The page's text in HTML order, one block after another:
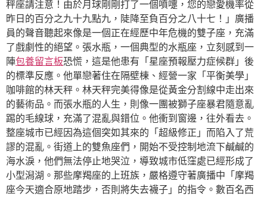
秤座請注意！由於月球剛剛打了一個噴嚏，您的戀愛機率從
昨日的百分之九十九點九，陡降至負百分之八十七！」廣播
員的聲音聽起來像是一個正在經歷中年危機的雙子座，充滿
了戲劇性的絕望。張水瓶，一個典型的水瓶座，立刻感到一
陣包養留言板恐慌，這是他患有「星座預報壓力症候群」後
的標準反應。他單戀著住在隔壁棟、經營一家「平衡美學」
咖啡館的林天秤。林天秤完美得像是從黃金分割線中走出來
的藝術品。而張水瓶的人生，則像一團被獅子座暴君隨意亂
踢的毛線球，充滿了混亂與錯位。他衝到窗邊，往外看去。
整座城市已經因為這個突如其來的「超級修正」而陷入了荒
謬的混亂。街道上的雙魚座們，開始不受控制地流下鹹鹹的
海水淚，他們無法停止地哭泣，導致城市低窪處已經形成了
小型潟湖。那些摩羯座的上班族，嚴格遵守著廣播中「摩羯
座今天適合原地踏步，否則將失去襪子」的指令。數百名西